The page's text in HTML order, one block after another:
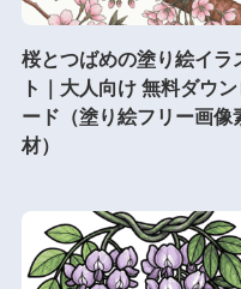
桜とつばめの塗り絵イラ
ト｜大人向け 無料ダウン
ード（塗り絵フリー画像
材）